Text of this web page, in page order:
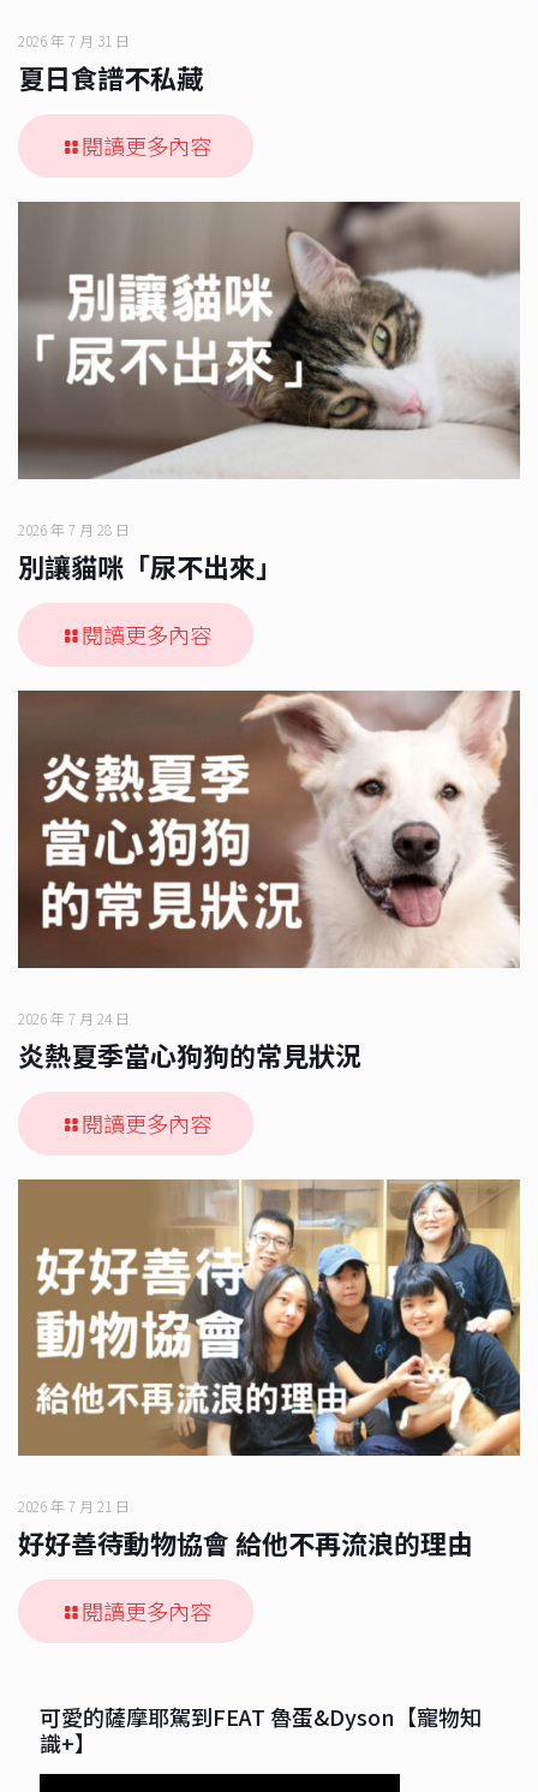
2026 年 7 月 31 日
夏日食譜不私藏
閱讀更多內容
2026 年 7 月 28 日
別讓貓咪「尿不出來」
閱讀更多內容
2026 年 7 月 24 日
炎熱夏季當心狗狗的常見狀況
閱讀更多內容
2026 年 7 月 21 日
好好善待動物協會 給他不再流浪的理由
閱讀更多內容
可愛的薩摩耶駕到FEAT 魯蛋&Dyson【寵物知
識+】